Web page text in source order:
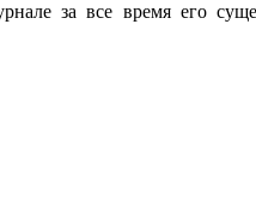
за все время его